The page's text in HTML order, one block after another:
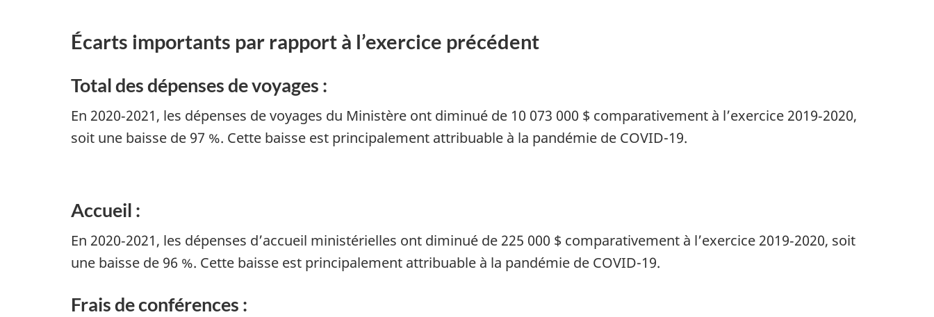
Écarts importants par rapport à l’exercice précédent
Total des dépenses de voyages :
En 2020‑2021, les dépenses de voyages du Ministère ont diminué de 10 073 000 $ comparativement à l’exercice 2019‑2020,
soit une baisse de 97 %. Cette baisse est principalement attribuable à la pandémie de COVID-19.
Accueil :
En 2020‑2021, les dépenses d’accueil ministérielles ont diminué de 225 000 $ comparativement à l’exercice 2019‑2020, soit
une baisse de 96 %. Cette baisse est principalement attribuable à la pandémie de COVID-19.
Frais de conférences :